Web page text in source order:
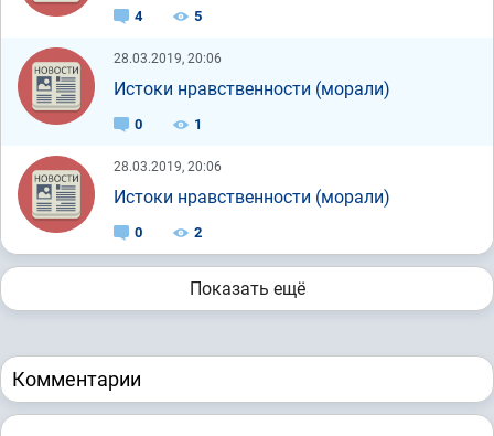
4 5
28.03.2019, 20:06
Истоки нравственности (морали)
0 1
28.03.2019, 20:06
Истоки нравственности (морали)
0 2
Показать ещё
Комментарии